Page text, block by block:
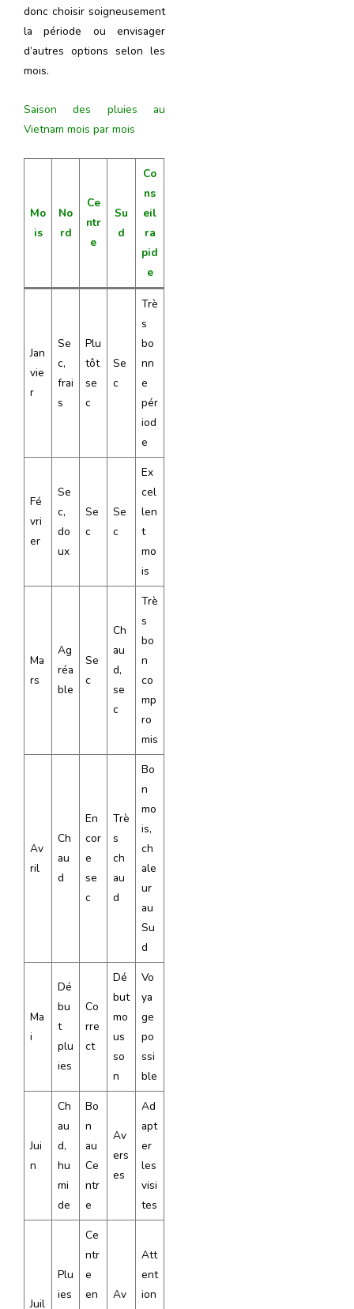
donc choisir soigneusement
la période ou envisager
d’autres options selon les
mois.
Saison des pluies au
Vietnam mois par mois
Mo
is
No
rd
Ce
ntr
e
Su
d
Co
ns
eil
ra
pid
e
Jan
vie
r
Se
c,
frai
s
Plu
tôt
se
c
Se
c
Trè
s
bo
nn
e
pér
iod
e
Fé
vri
er
Se
c,
do
ux
Se
c
Se
c
Ex
cel
len
t
mo
is
Ma
rs
Ag
réa
ble
Se
c
Ch
au
d,
se
c
Trè
s
bo
n
co
mp
ro
mis
Av
ril
Ch
au
d
En
cor
e
se
c
Trè
s
ch
au
d
Bo
n
mo
is,
ch
ale
ur
au
Su
d
Ma
i
Dé
bu
t
plu
ies
Co
rre
ct
Dé
but
mo
us
so
n
Vo
ya
ge
po
ssi
ble
Jui
n
Ch
au
d,
hu
mi
de
Bo
n
au
Ce
ntr
e
Av
ers
es
Ad
apt
er
les
visi
tes
Juil
Plu
ies
Ce
ntr
e
en
Av
Att
ent
ion